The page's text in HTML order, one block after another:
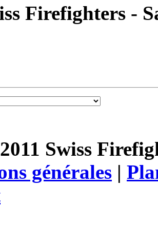
Firefighters -
Swiss
générales |